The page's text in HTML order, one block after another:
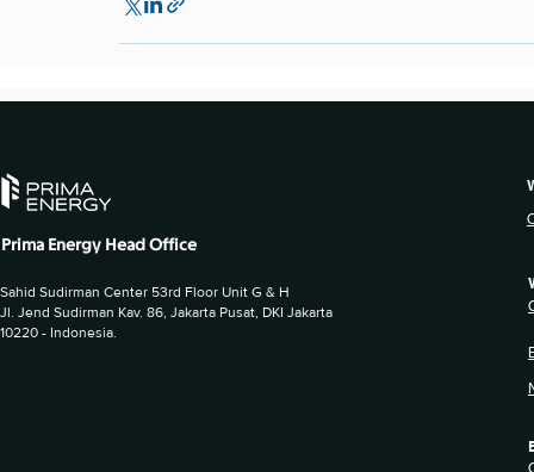
Prima Energy Head Office
Sahid Sudirman Center 53rd Floor Unit G & H
Jl. Jend Sudirman Kav. 86, Jakarta Pusat, DKI Jakarta
10220 - Indonesia.